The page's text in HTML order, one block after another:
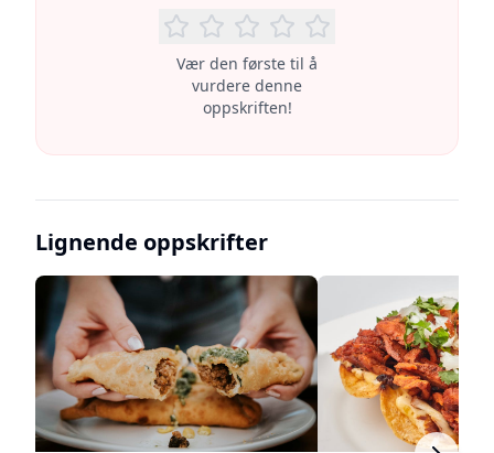
Vær den første til å
vurdere denne
oppskriften!
Lignende oppskrifter